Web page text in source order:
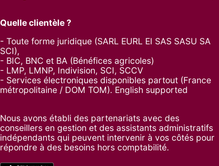
Quelle clientèle ?
- Toute forme juridique (SARL EURL EI SAS SASU SA
SCI),
- BIC, BNC et BA (Bénéfices agricoles)
- LMP, LMNP, Indivision, SCI, SCCV
- Services électroniques disponibles partout (France
métropolitaine / DOM TOM). English supported
Nous avons établi des partenariats avec des
conseillers en gestion et des assistants administratifs
indépendants qui peuvent intervenir à vos côtés pour
répondre à des besoins hors comptabilité.